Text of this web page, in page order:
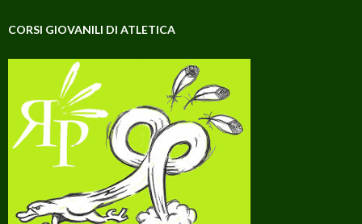
CORSI GIOVANILI DI ATLETICA